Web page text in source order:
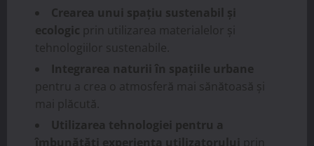
Crearea unui spațiu sustenabil și
ecologic prin utilizarea materialelor și
tehnologiilor sustenabile.
Integrarea naturii în spațiile urbane
pentru a crea o atmosferă mai sănătoasă și
mai plăcută.
Utilizarea tehnologiei pentru a
îmbunătăți experiența utilizatorului prin